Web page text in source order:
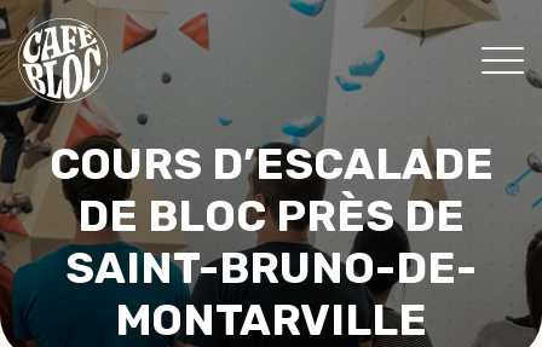
TARIFS
INFOS
ÉVÉNEMENTS & PROMOS
THÉRAPEUTES
CONTACT
COURS D’ESCALADE
DE BLOC PRÈS DE
SAINT-BRUNO-DE-
MONTARVILLE